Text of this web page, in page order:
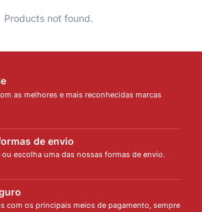
Products not found.
as melhores e mais reconhecidas marcas
de envio
ou escolha uma das nossas formas de envio.
com os principais meios de pagamento, sempre